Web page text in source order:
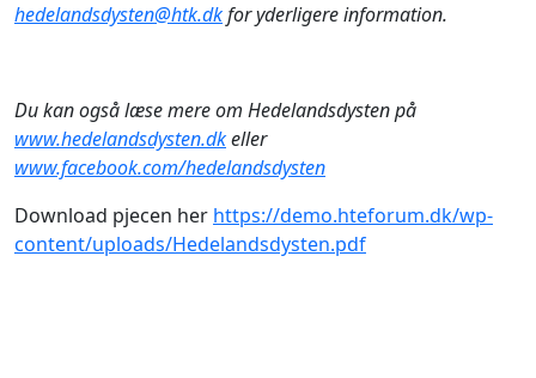
hedelandsdysten@htk.dkfor yderligere information.
Du kan også læse mere om Hedelandsdysten på
www.hedelandsdysten.dkeller
www.facebook.com/hedelandsdysten
Download pjecen her https://demo.hteforum.dk/wp-
content/uploads/Hedelandsdysten.pdf